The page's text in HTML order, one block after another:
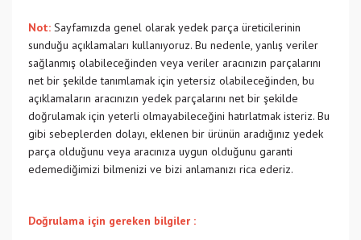
Not: Sayfamızda genel olarak yedek parça üreticilerinin
sunduğu açıklamaları kullanıyoruz. Bu nedenle, yanlış veriler
sağlanmış olabileceğinden veya veriler aracınızın parçalarını
net bir şekilde tanımlamak için yetersiz olabileceğinden, bu
açıklamaların aracınızın yedek parçalarını net bir şekilde
doğrulamak için yeterli olmayabileceğini hatırlatmak isteriz. Bu
gibi sebeplerden dolayı, eklenen bir ürünün aradığınız yedek
parça olduğunu veya aracınıza uygun olduğunu garanti
edemediğimizi bilmenizi ve bizi anlamanızı rica ederiz.
Doğrulama için gereken bilgiler :